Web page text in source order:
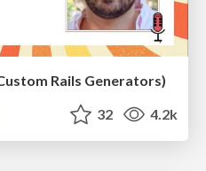
Rails Generators)
32 4.2k